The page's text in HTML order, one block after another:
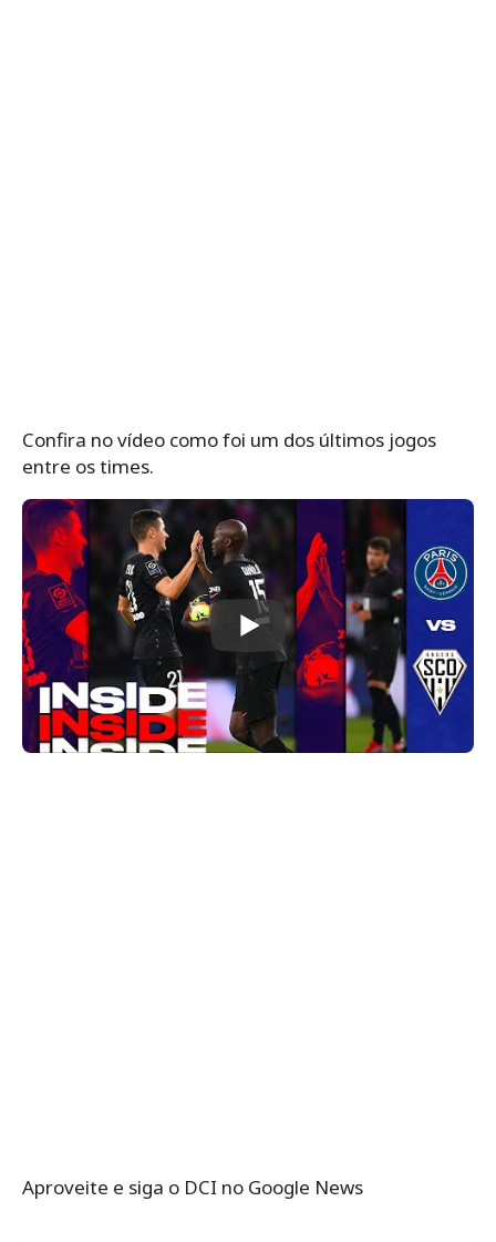
Confira no vídeo como foi um dos últimos jogos
entre os times.
Aproveite e siga o DCI no Google News